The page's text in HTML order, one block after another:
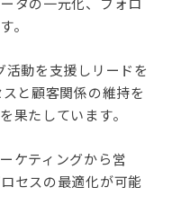
。
活動を支援しリードを
と顧客関係の維持を
果たしています。
ケティングから営
セスの最適化が可能